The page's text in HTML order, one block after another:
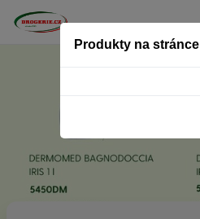
Produkty na stránce